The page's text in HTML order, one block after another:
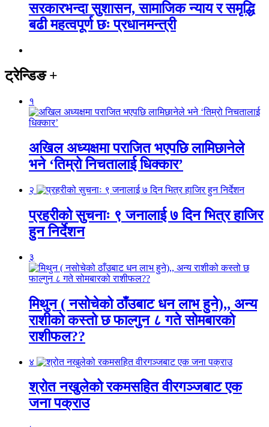
सरकारभन्दा सुशासन, सामाजिक न्याय र समृद्धि
बढी महत्वपूर्ण छः प्रधानमन्त्री
ट्रेन्डिङ+
१
अखिल अध्यक्षमा पराजित भएपछि लामिछानेले
भने ‘तिम्रो निचतालाई धिक्कार’
२
प्रहरीको सुचनाः ९ जनालाई ७ दिन भित्र हाजिर
हुन निर्देशन
३
मिथुन ( नसोचेको ठाँउबाट धन लाभ हुने),, अन्य
राशीको कस्तो छ फाल्गुन ८ गते सोमबारको
राशीफल??
४
श्रोत नखुलेको रकमसहित वीरगञ्जबाट एक
जना पक्राउ